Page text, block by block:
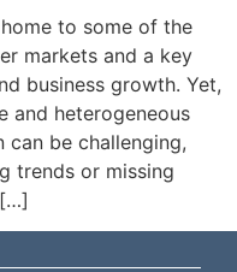
to some of the
markets and a key
business growth. Yet,
and heterogeneous
can be challenging,
trends or missing